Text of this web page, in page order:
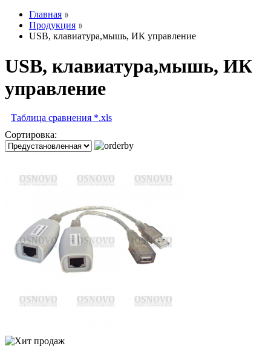
Главная
Продукция
USB, клавиатура,мышь, ИК управление
USB, клавиатура,мышь, ИК
управление
Таблица сравнения *.xls
Сортировка: